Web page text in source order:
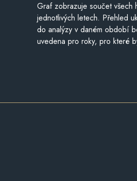
Graf zobrazuje součet všech
jednotlivých letech. Přehled
do analýzy v daném období
uvedena pro roky, pro které